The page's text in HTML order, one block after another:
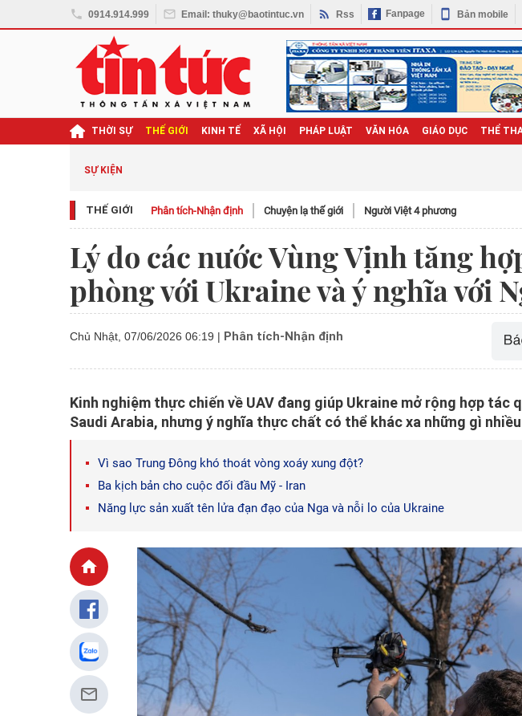
0914.914.999 Email: thuky@baotintuc.vn Rss Fanpage Bản mobile
THỜI SỰ THẾ GIỚI KINH TẾ XÃ HỘI PHÁP LUẬT VĂN HÓA GIÁO DỤC THỂ
SỰ KIỆN
THẾ GIỚI Phân tích-Nhận định Chuyện lạ thế giới Người Việt 4 phương
Lý do các nước Vùng Vịnh tăng
phòng với Ukraine và ý nghĩa với
Chủ Nhật, 07/06/2026 06:19 | Phân tích-Nhận định
Kinh nghiệm thực chiến về UAV đang giúp Ukraine mở rộng hợp tác
Saudi Arabia, nhưng ý nghĩa thực chất có thể khác xa những gì
Vì sao Trung Đông khó thoát vòng xoáy xung đột?
Ba kịch bản cho cuộc đối đầu Mỹ - Iran
Năng lực sản xuất tên lửa đạn đạo của Nga và nỗi lo của Ukraine